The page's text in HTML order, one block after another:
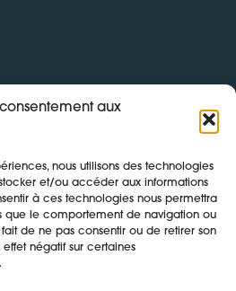
aux
nous utilisons des technologies
et/ou accéder aux informations
à ces technologies nous permettra
que le comportement de navigation ou
fait de ne pas consentir ou de retirer son
négatif sur certaines
CONTACT